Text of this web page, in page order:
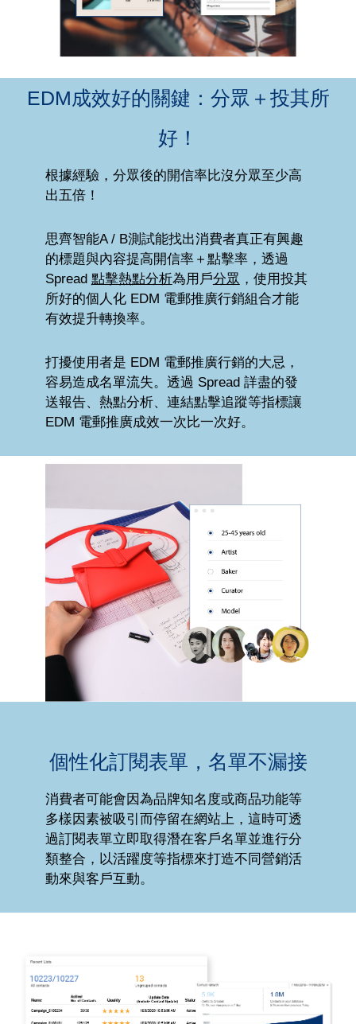
EDM成效好的關鍵：分眾＋投其所
好！
根據經驗，分眾後的開信率比沒分眾至少高
出五倍！
思齊智能A / B測試能找出消費者真正有興趣
的標題與內容提高開信率＋點擊率，透過
Spread 點擊熱點分析為用戶分眾 ，使用投其
所好的個人化 EDM 電郵推廣行銷組合才能
有效提升轉換率。
打擾使用者是 EDM 電郵推廣行銷的大忌，
容易造成名單流失。透過 Spread 詳盡的發
送報告、熱點分析、連結點擊追蹤等指標讓
EDM 電郵推廣成效一次比一次好。
個性化訂閱表單，名單不漏接
消費者可能會因為品牌知名度或商品功能等
多樣因素被吸引而停留在網站上，這時可透
過訂閱表單立即取得潛在客戶名單並進行分
類整合，以活躍度等指標來打造不同營銷活
動來與客戶互動。